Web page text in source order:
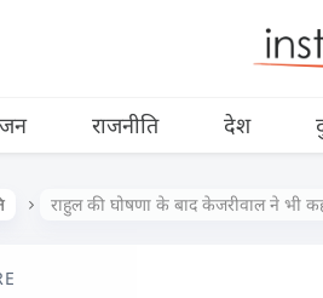
राजनीति देश
राहुल की घोषणा के बाद केजरीवाल ने भी